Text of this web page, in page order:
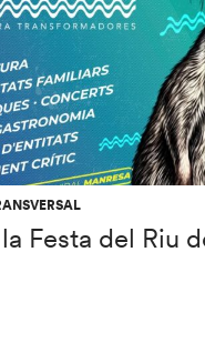
Festa del Riu